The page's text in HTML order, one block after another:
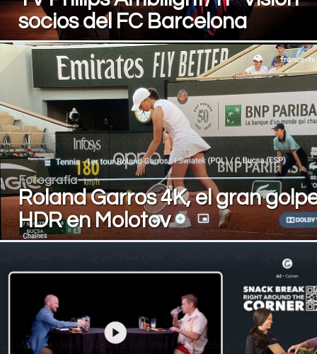
socios del FC Barcelona
Fotografía
Roland Garros 4K, el gran
HDR en Molotov